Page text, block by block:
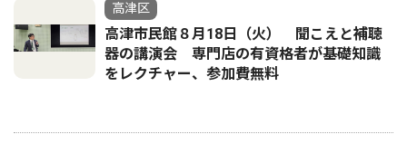
高津区
高津市民館８月18日（火） 聞こえと補聴
器の講演会 専門店の有資格者が基礎知識
をレクチャー、参加費無料